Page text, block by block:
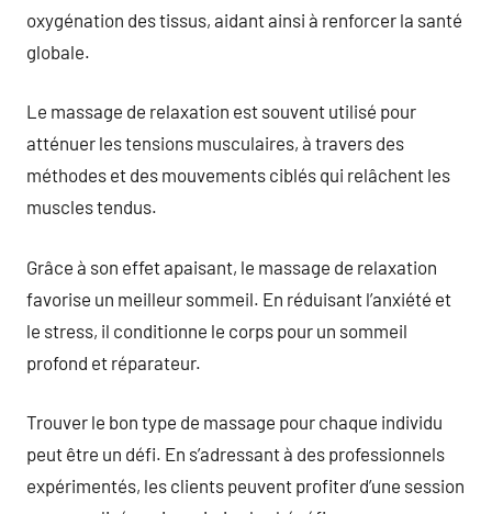
oxygénation des tissus, aidant ainsi à renforcer la santé
globale.
Le massage de relaxation est souvent utilisé pour
atténuer les tensions musculaires, à travers des
méthodes et des mouvements ciblés qui relâchent les
muscles tendus.
Grâce à son effet apaisant, le massage de relaxation
favorise un meilleur sommeil. En réduisant l’anxiété et
le stress, il conditionne le corps pour un sommeil
profond et réparateur.
Trouver le bon type de massage pour chaque individu
peut être un défi. En s’adressant à des professionnels
expérimentés, les clients peuvent profiter d’une session